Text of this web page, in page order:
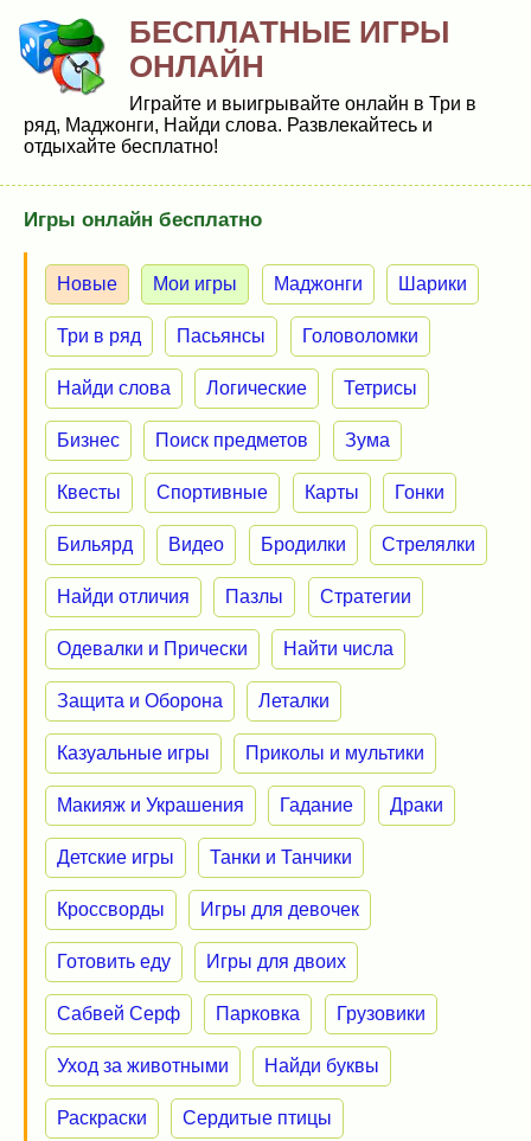
БЕСПЛАТНЫЕ ИГРЫ
ОНЛАЙН
Играйте и выигрывайте онлайн в Три в
ряд, Маджонги, Найди слова. Развлекайтесь и
отдыхайте бесплатно!
Игры онлайн бесплатно
Новые Мои игры Маджонги Шарики
Три в ряд Пасьянсы Головоломки
Найди слова Логические Тетрисы
Бизнес Поиск предметов Зума
Квесты Спортивные Карты Гонки
Бильярд Видео Бродилки Стрелялки
Найди отличия Пазлы Стратегии
Одевалки и Прически Найти числа
Защита и Оборона Леталки
Казуальные игры Приколы и мультики
Макияж и Украшения Гадание Драки
Детские игры Танки и Танчики
Кроссворды Игры для девочек
Готовить еду Игры для двоих
Сабвей Серф Парковка Грузовики
Уход за животными Найди буквы
Раскраски Сердитые птицы